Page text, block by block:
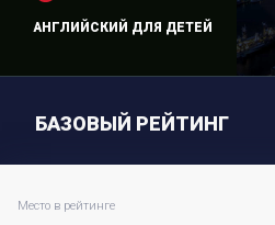
АНГЛИЙСКИЙ ДЛЯ ДЕТЕЙ
БАЗОВЫЙ РЕЙТИНГ
Место в рейтинге